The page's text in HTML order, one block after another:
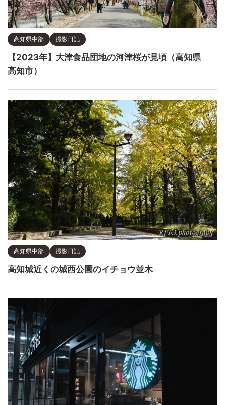
高知県中部 撮影日記
【2023年】大津食品団地の河津桜が見頃（高知県
高知市）
高知県中部 撮影日記
高知城近くの城西公園のイチョウ並木